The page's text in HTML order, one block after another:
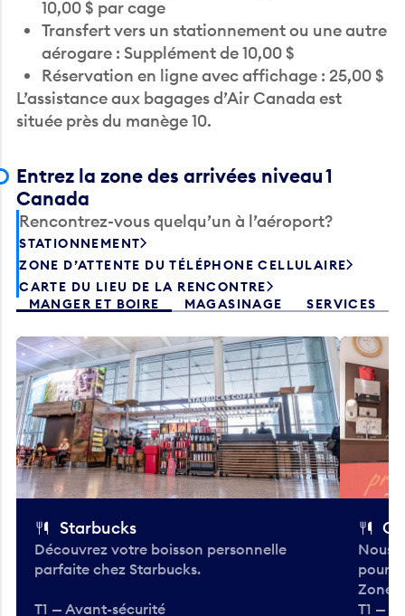
10,00 $ par cage
Transfert vers un stationnement ou une autre
aérogare : Supplément de 10,00 $
Réservation en ligne avec affichage : 25,00 $
L’assistance aux bagages d’Air Canada est
située près du manège 10.
Entrez la zone des arrivées niveau 1
Canada
Rencontrez-vous quelqu’un à l’aéroport?
STATIONNEMENT
ZONE D’ATTENTE DU TÉLÉPHONE CELLULAIRE
CARTE DU LIEU DE LA RENCONTRE
MANGER ET BOIRE
MAGASINAGE SERVICES
Starbucks
Découvrez votre boisson personnelle
parfaite chez Starbucks.
T1 — Avant-sécurité
Nous
pour
Zone.
T1 —